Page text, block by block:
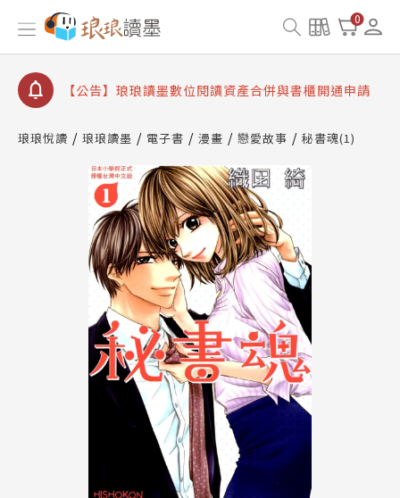
0
【公告】琅琅書店服務升級重要說明及資產合併結果
查詢
【公告】因 Readmoo 讀墨系統維護中，本站同步暫
【公告】琅琅讀墨數位閱讀資產合併與書櫃開通申請
請圖文教學
【公告】琅琅書店服務升級重要說明及資產合併結果
【公告】因 Readmoo 讀墨系統維護中，本站同步暫
停部分閱讀服務
琅琅悅讀 琅琅讀墨 電子書 漫畫 戀愛故事 秘書魂(1)